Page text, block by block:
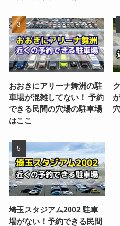
おおきにアリーナ舞洲の駐
車場が混雑してない！ 予約
できる民間の穴場の駐車場
はここ
埼玉スタジアム2002 駐車
場がない！予約できる民間